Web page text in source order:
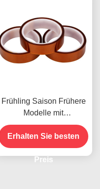
Frühling Saison Frühere
Modelle mit
Feuchtigkeitsbeständigke
it und 2,5N/25mm
Schälfestigkeit
Erhalten Sie besten
Preis